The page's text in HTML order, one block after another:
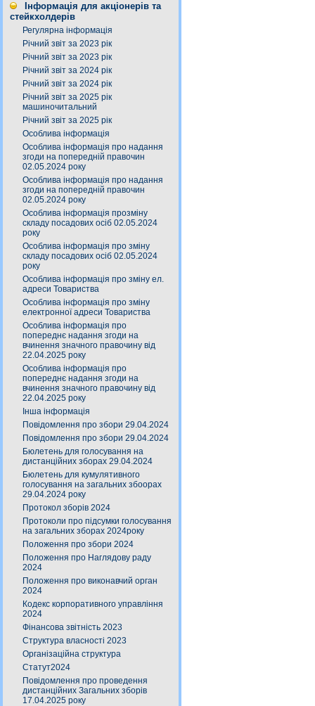
Інформація для акціонерів та
стейкхолдерів
Регулярна інформація
Річний звіт за 2023 рік
Річний звіт за 2023 рік
Річний звіт за 2024 рік
Річний звіт за 2024 рік
Річний звіт за 2025 рік
машиночитальний
Річний звіт за 2025 рік
Особлива інформація
Особлива інформація про надання
згоди на попередній правочин
02.05.2024 року
Особлива інформація про надання
згоди на попередній правочин
02.05.2024 року
Особлива інформація прозміну
складу посадових осіб 02.05.2024
року
Особлива інформація про зміну
складу посадових осіб 02.05.2024
року
Особлива інформація про зміну ел.
адреси Товариства
Особлива інформація про зміну
електронної адреси Товариства
Особлива інформація про
попереднє надання згоди на
вчинення значного правочину від
22.04.2025 року
Особлива інформація про
попереднє надання згоди на
вчинення значного правочину від
22.04.2025 року
Інша інформація
Повідомлення про збори 29.04.2024
Повідомлення про збори 29.04.2024
Бюлетень для голосування на
дистанційних зборах 29.04.2024
Бюлетень для кумулятивного
голосування на загальних збоорах
29.04.2024 року
Протокол зборів 2024
Протоколи про підсумки голосування
на загальних зборах 2024року
Положення про збори 2024
Положення про Наглядову раду
2024
Положення про виконавчий орган
2024
Кодекс корпоративного управління
2024
Фінансова звітність 2023
Структура власності 2023
Організаційна структура
Статут2024
Повідомлення про проведення
дистанційних Загальних зборів
17.04.2025 року